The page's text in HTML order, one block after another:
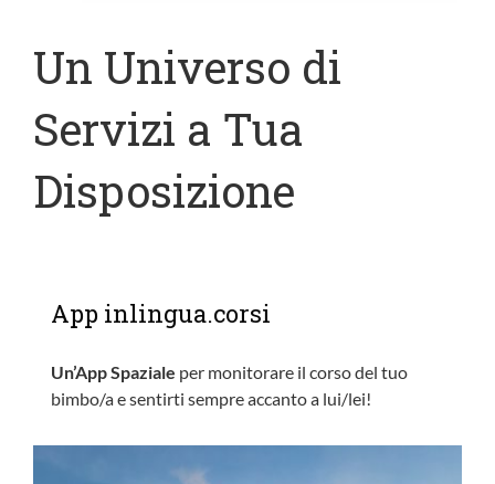
Un Universo di
Servizi a Tua
Disposizione
App inlingua.corsi
Un’App Spaziale per monitorare il corso del tuo
bimbo/a e sentirti sempre accanto a lui/lei!